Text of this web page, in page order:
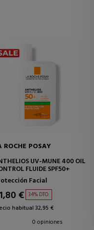
ROCHE POSAY
UV-MUNE 400 OIL
FLUIDE SPF50+
Facial
€ 34% DTO.
habitual 32,95 €
0 opiniones